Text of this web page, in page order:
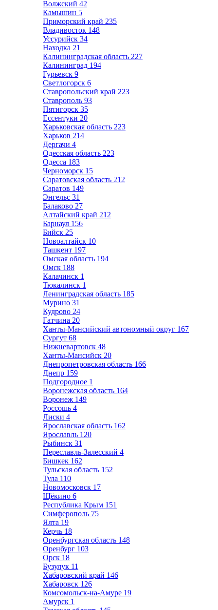
Волжский 42
Камышин 5
Приморский край 235
Владивосток 148
Уссурийск 34
Находка 21
Калининградская область 227
Калининград 194
Гурьевск 9
Светлогорск 6
Ставропольский край 223
Ставрополь 93
Пятигорск 35
Ессентуки 20
Харьковская область 223
Харьков 214
Дергачи 4
Одесская область 223
Одесса 183
Черноморск 15
Саратовская область 212
Саратов 149
Энгельс 31
Балаково 27
Алтайский край 212
Барнаул 156
Бийск 25
Новоалтайск 10
Ташкент 197
Омская область 194
Омск 188
Калачинск 1
Тюкалинск 1
Ленинградская область 185
Мурино 31
Кудрово 24
Гатчина 20
Ханты-Мансийский автономный округ 167
Сургут 68
Нижневартовск 48
Ханты-Мансийск 20
Днепропетровская область 166
Днепр 159
Подгородное 1
Воронежская область 164
Воронеж 149
Россошь 4
Лиски 4
Ярославская область 162
Ярославль 120
Рыбинск 31
Переславль-Залесский 4
Бишкек 162
Тульская область 152
Тула 110
Новомосковск 17
Щёкино 6
Республика Крым 151
Симферополь 75
Ялта 19
Керчь 18
Оренбургская область 148
Оренбург 103
Орск 18
Бузулук 11
Хабаровский край 146
Хабаровск 126
Комсомольск-на-Амуре 19
Амурск 1